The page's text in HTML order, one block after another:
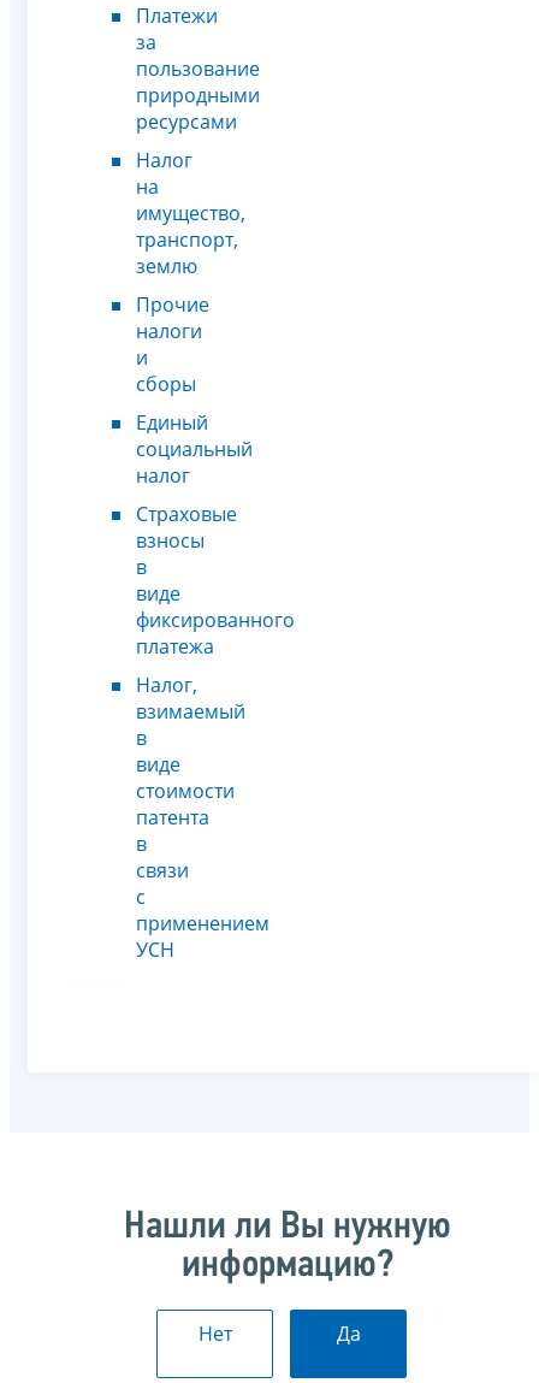
Платежи
за
пользование
природными
ресурсами
Налог
на
имущество,
транспорт,
землю
Прочие
налоги
и
сборы
Единый
социальный
налог
Страховые
взносы
в
виде
фиксированного
платежа
Налог,
взимаемый
в
виде
стоимости
патента
в
связи
с
применением
УСН
Нашли ли Вы нужную
информацию?
Нет Да